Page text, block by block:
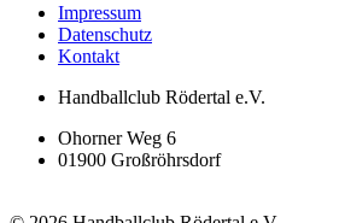
Impressum
Datenschutz
Kontakt
Handballclub Rödertal e.V.
Ohorner Weg 6
01900 Großröhrsdorf